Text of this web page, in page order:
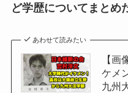
ど学歴についてまとめ
あわせて読みたい
【画
ケメ
九州